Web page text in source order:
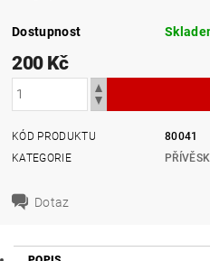
Dostupnost
200 Kč
KÓD PRODUKTU
80041
KATEGORIE
Dotaz